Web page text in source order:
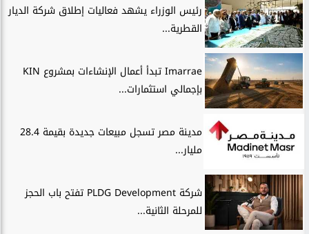
رئيس الوزراء يشهد فعاليات إطلاق شركة الديار
القطرية...
Imarrae تبدأ أعمال الإنشاءات بمشروع KIN
بإجمالي استثمارات...
مدينة مصر تسجل مبيعات جديدة بقيمة 28.4
مليار...
شركة PLDG Development تفتح باب الحجز
للمرحلة الثانية...